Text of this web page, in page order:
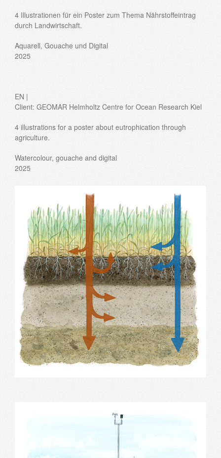
4 Illustrationen für ein Poster zum Thema Nährstoffeintrag
durch Landwirtschaft.
Aquarell, Gouache und Digital
2025
EN |
Client: GEOMAR Helmholtz Centre for Ocean Research Kiel
4 illustrations for a poster about eutrophication through
agriculture.
Watercolour, gouache and digital
2025